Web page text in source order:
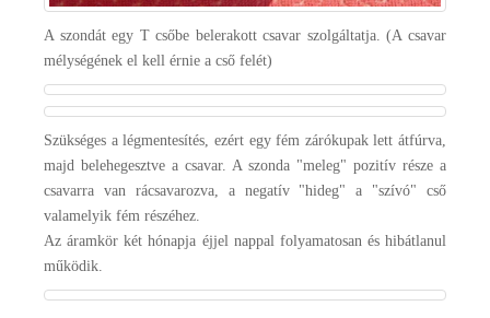
A szondát egy T csőbe belerakott csavar szolgáltatja. (A csavar
mélységének el kell érnie a cső felét)
Szükséges a légmentesítés, ezért egy fém zárókupak lett átfúrva,
majd belehegesztve a csavar. A szonda "meleg" pozitív része a
csavarra van rácsavarozva, a negatív "hideg" a "szívó" cső
valamelyik fém részéhez.
Az áramkör két hónapja éjjel nappal folyamatosan és hibátlanul
működik.